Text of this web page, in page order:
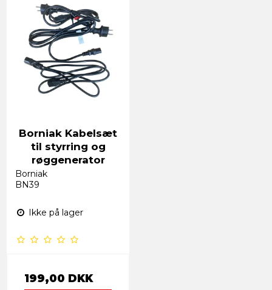
Borniak Kabelsæt
til styrring og
røggenerator
Borniak
BN39
Ikke på lager
199,00 DKK